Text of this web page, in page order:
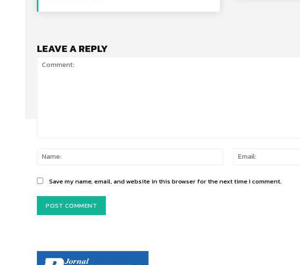
LEAVE A REPLY
Name:
Save my name, email, and website in this browser for the next time I comment.